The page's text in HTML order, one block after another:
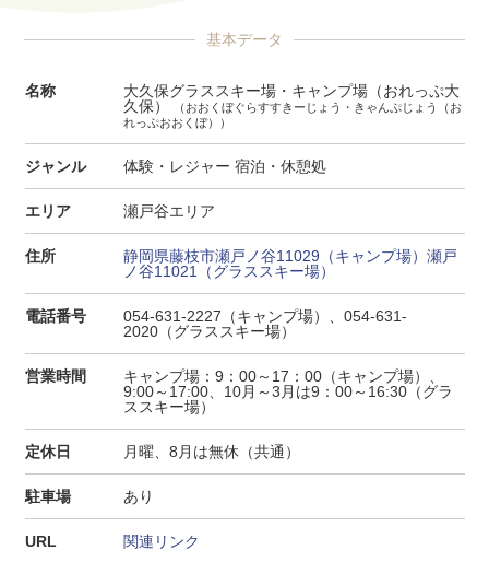
基本データ
名称
大久保グラススキー場・キャンプ場（おれっぷ大
久保）
（おおくぼぐらすすきーじょう・きゃんぷじょう（お
れっぷおおくぼ））
ジャンル 体験・レジャー 宿泊・休憩処
エリア 瀬戸谷エリア
住所
静岡県藤枝市瀬戸ノ谷11029（キャンプ場）瀬戸
ノ谷11021（グラススキー場）
電話番号
054-631-2227（キャンプ場）、054-631-
2020（グラススキー場）
営業時間
キャンプ場：9：00～17：00（キャンプ場）、
9:00～17:00、10月～3月は9：00～16:30（グラ
ススキー場）
定休日 月曜、8月は無休（共通）
駐車場 あり
URL 関連リンク